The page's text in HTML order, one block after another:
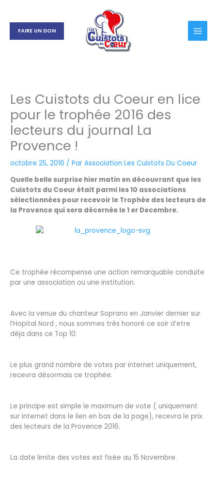
contenu
FAIRE UN DON
Les Cuistots du Coeur en lice
pour le trophée 2016 des
lecteurs du journal La
Provence !
octobre 25, 2016 / ParAssociation Les Cuistots Du Coeur
Quelle belle surprise hier matin en découvrant que les
Cuistots du Coeur était parmi les 10 associations
sélectionnées pour recevoir le Trophée des lecteurs de
la Provence qui sera décernée le 1 er Decembre.
Ce trophée récompense une action remarquable conduite
par une association ou une institution.
Avec la venue du chanteur Soprano en Janvier dernier sur
l’Hopital Nord , nous sommes très honoré ce soir d’etre
déja dans ce Top 10.
Le plus grand nombre de votes par internet uniquement,
recevra désormais ce trophée.
Le principe est simple le maximum de vote ( uniquement
sur internet dans le lien en bas de la page), recevra le prix
des lecteurs de la Provence 2016.
La date limite des votes est fixée au 15 Novembre.